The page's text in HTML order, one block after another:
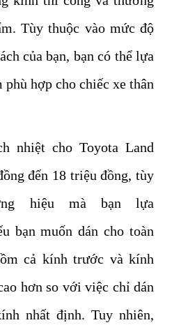
Tùy thuộc vào mức độ
của bạn, bạn có thể lựa
phù hợp cho chiếc xe thân
nhiệt cho Toyota Land
đến 18 triệu đồng, tùy
hiệu mà bạn lựa
bạn muốn dán cho toàn
cả kính trước và kính
hơn so với việc chỉ dán
nhất định. Tuy nhiên,